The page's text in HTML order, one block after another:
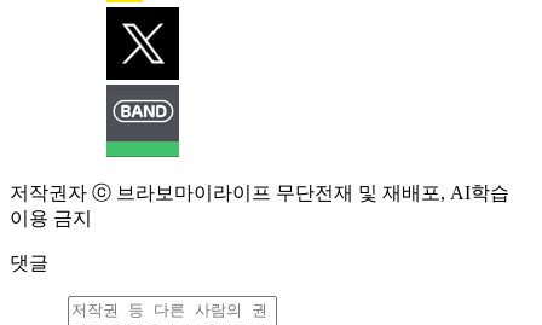
저작권자 ⓒ 브라보마이라이프 무단전재 및 재배포, AI학습
이용 금지
댓글